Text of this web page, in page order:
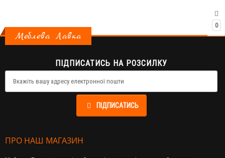
0
Меблева Лавка
ПІДПИСАТИСЬ НА РОЗСИЛКУ
ПІДПИСАТИСЬ
ПРО НАШ МАГАЗИН